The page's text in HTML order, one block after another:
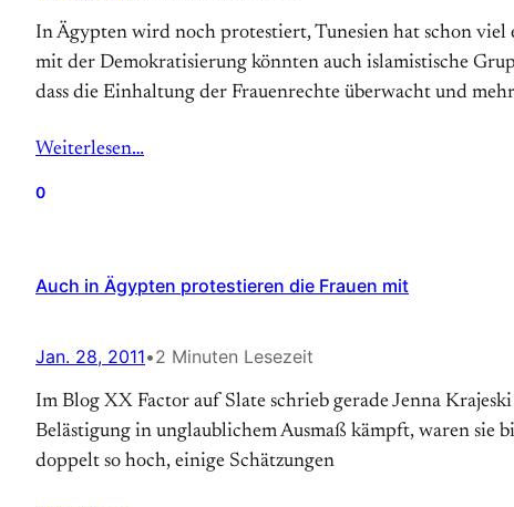
In Ägypten wird noch protestiert, Tunesien hat schon
mit der Demokratisierung könnten auch islamistische
dass die Einhaltung der Frauenrechte überwacht und
Weiterlesen…
0
Auch in Ägypten protestieren die Frauen mit
Jan. 28, 2011•2 Minuten Lesezeit
Im Blog XX Factor auf Slate schrieb gerade Jenna
Belästigung in unglaublichem Ausmaß kämpft, waren
doppelt so hoch, einige Schätzungen